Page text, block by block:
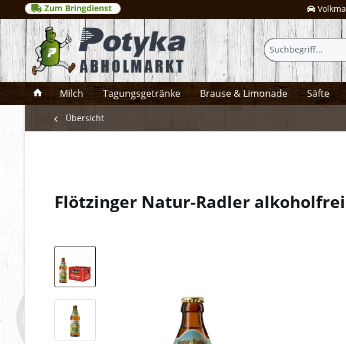
Zum Bringdienst
Milch Tagungsgetränke Brause & Limonade Säfte
Übersicht
Flötzinger Natur-Radler alkoholfrei